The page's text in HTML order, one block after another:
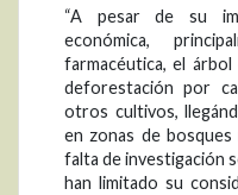
“A pesar de su
económica,
farmacéutica, el
deforestación por
otros cultivos,
en zonas de bosques
falta de investigación
han limitado su